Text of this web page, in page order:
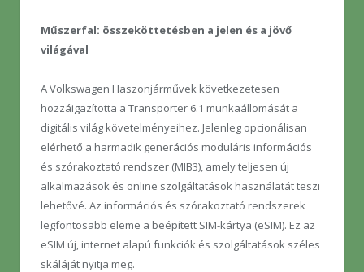
Műszerfal: összeköttetésben a jelen és a jövő
világával
A Volkswagen Haszonjárművek következetesen
hozzáigazította a Transporter 6.1 munkaállomását a
digitális világ követelményeihez. Jelenleg opcionálisan
elérhető a harmadik generációs moduláris információs
és szórakoztató rendszer (MIB3), amely teljesen új
alkalmazások és online szolgáltatások használatát teszi
lehetővé. Az információs és szórakoztató rendszerek
legfontosabb eleme a beépített SIM-kártya (eSIM). Ez az
eSIM új, internet alapú funkciók és szolgáltatások széles
skáláját nyitja meg.